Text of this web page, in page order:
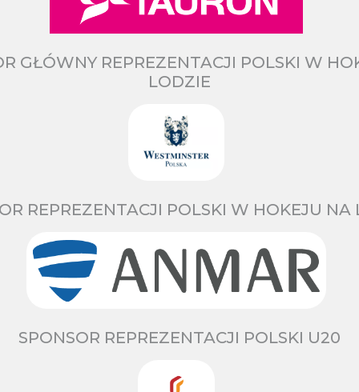
GŁÓWNY REPREZENTACJI POLSKI W
LODZIE
REPREZENTACJI POLSKI W HOKEJU NA
SPONSOR REPREZENTACJI POLSKI U20